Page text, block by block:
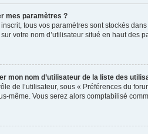
mes paramètres ?
tous vos paramètres sont stockés
votre nom d’utilisateur situé en haut des
mon nom d’utilisateur de la liste des
de l’utilisateur, sous « Préférences du
même. Vous serez alors comptabilisé